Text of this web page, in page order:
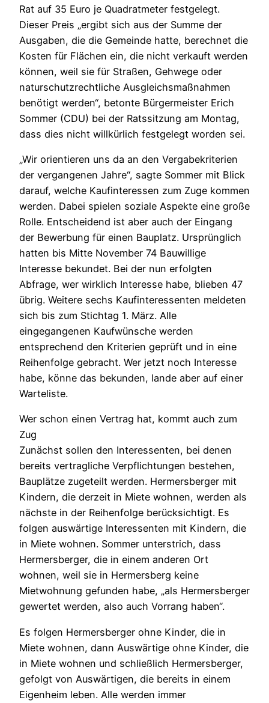
Rat auf 35 Euro je Quadratmeter festgelegt.
Dieser Preis „ergibt sich aus der Summe der
Ausgaben, die die Gemeinde hatte, berechnet die
Kosten für Flächen ein, die nicht verkauft werden
können, weil sie für Straßen, Gehwege oder
naturschutzrechtliche Ausgleichsmaßnahmen
benötigt werden“, betonte Bürgermeister Erich
Sommer (CDU) bei der Ratssitzung am Montag,
dass dies nicht willkürlich festgelegt worden sei.
„Wir orientieren uns da an den Vergabekriterien
der vergangenen Jahre“, sagte Sommer mit Blick
darauf, welche Kaufinteressen zum Zuge kommen
werden. Dabei spielen soziale Aspekte eine große
Rolle. Entscheidend ist aber auch der Eingang
der Bewerbung für einen Bauplatz. Ursprünglich
hatten bis Mitte November 74 Bauwillige
Interesse bekundet. Bei der nun erfolgten
Abfrage, wer wirklich Interesse habe, blieben 47
übrig. Weitere sechs Kaufinteressenten meldeten
sich bis zum Stichtag 1. März. Alle
eingegangenen Kaufwünsche werden
entsprechend den Kriterien geprüft und in eine
Reihenfolge gebracht. Wer jetzt noch Interesse
habe, könne das bekunden, lande aber auf einer
Warteliste.
Wer schon einen Vertrag hat, kommt auch zum
Zug
Zunächst sollen den Interessenten, bei denen
bereits vertragliche Verpflichtungen bestehen,
Bauplätze zugeteilt werden. Hermersberger mit
Kindern, die derzeit in Miete wohnen, werden als
nächste in der Reihenfolge berücksichtigt. Es
folgen auswärtige Interessenten mit Kindern, die
in Miete wohnen. Sommer unterstrich, dass
Hermersberger, die in einem anderen Ort
wohnen, weil sie in Hermersberg keine
Mietwohnung gefunden habe, „als Hermersberger
gewertet werden, also auch Vorrang haben“.
Es folgen Hermersberger ohne Kinder, die in
Miete wohnen, dann Auswärtige ohne Kinder, die
in Miete wohnen und schließlich Hermersberger,
gefolgt von Auswärtigen, die bereits in einem
Eigenheim leben. Alle werden immer